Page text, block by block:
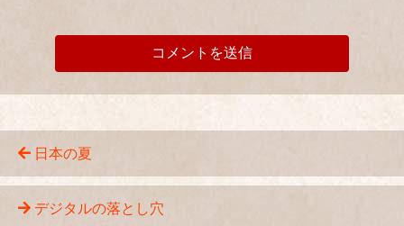
日本の夏
デジタルの落とし穴